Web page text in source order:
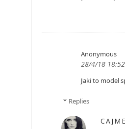
Anonymous
28/4/18 18:52
Jaki to model
Replies